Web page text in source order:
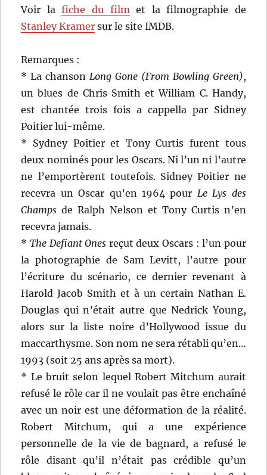
Voir lafiche du filmet la filmographie de
Stanley Kramer sur le site IMDB.
Remarques :
* La chansonLong Gone (From Bowling Green),
un blues de Chris Smith et William C. Handy,
est chantée trois fois a cappella par Sidney
Poitier lui-même.
* Sydney Poitier et Tony Curtis furent tous
deux nominés pour les Oscars. Ni l’un ni l’autre
ne l’emportèrent toutefois. Sidney Poitier ne
recevra un Oscar qu’en 1964 pour Le Lys des
Champs de Ralph Nelson et Tony Curtis n’en
recevra jamais.
* The Defiant Ones reçut deux Oscars : l’un pour
la photographie de Sam Levitt, l’autre pour
l’écriture du scénario, ce dernier revenant à
Harold Jacob Smith et à un certain Nathan E.
Douglas qui n’était autre que Nedrick Young,
alors sur la liste noire d’Hollywood issue du
maccarthysme. Son nom ne sera rétabli qu’en…
1993 (soit 25 ans après sa mort).
* Le bruit selon lequel Robert Mitchum aurait
refusé le rôle car il ne voulait pas être enchaîné
avec un noir est une déformation de la réalité.
Robert Mitchum, qui a une expérience
personnelle de la vie de bagnard, a refusé le
rôle disant qu’il n’était pas crédible qu’un